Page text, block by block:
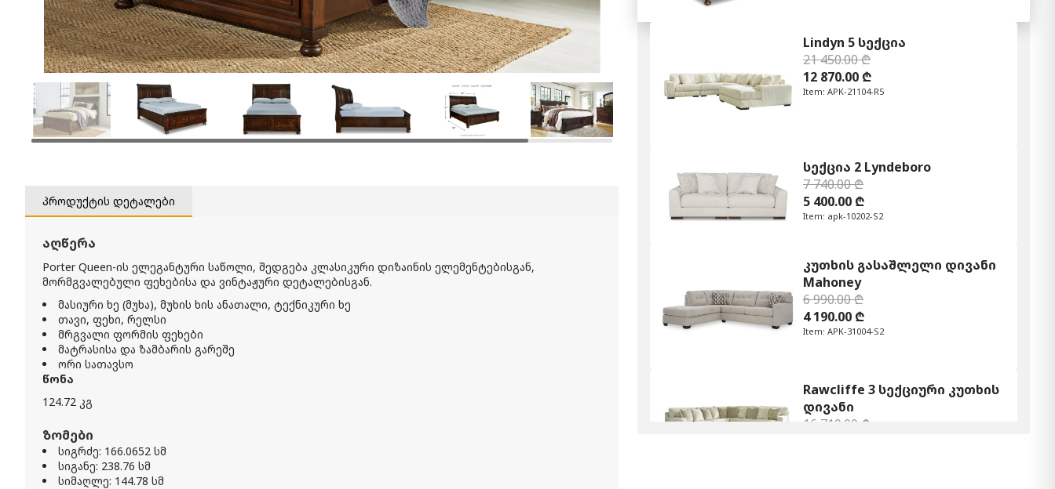
Lindyn 5 სექცია
21 450.00 ₾
12 870.00 ₾
Item: APK-21104-R5
სექცია 2 Lyndeboro
7 740.00 ₾
5 400.00 ₾
Item: apk-10202-S2
კუთხის გასაშლელი დივანი
Mahoney
6 990.00 ₾
4 190.00 ₾
Item: APK-31004-S2
Rawcliffe 3 სექციური კუთხის
დივანი
16 710.00 ₾
პროდუქტის დეტალები
აღწერა
Porter Queen-ის ელეგანტური საწოლი, შედგება კლასიკური დიზაინის ელემენტებისგან,
მორმგვალებული ფეხებისა და ვინტაჟური დეტალებისგან.
მასიური ხე (მუხა), მუხის ხის ანათალი, ტექნიკური ხე
თავი, ფეხი, რელსი
მრგვალი ფორმის ფეხები
მატრასისა და ზამბარის გარეშე
ორი სათავსო
წონა
124.72 კგ
ზომები
სიგრძე: 166.0652 სმ
სიგანე: 238.76 სმ
სიმაღლე: 144.78 სმ